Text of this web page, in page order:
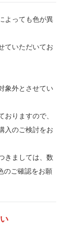
よっても色が異
ていただいてお
象外とさせてい
りますので、
入のご検討をお
きましては、数
のご確認をお願